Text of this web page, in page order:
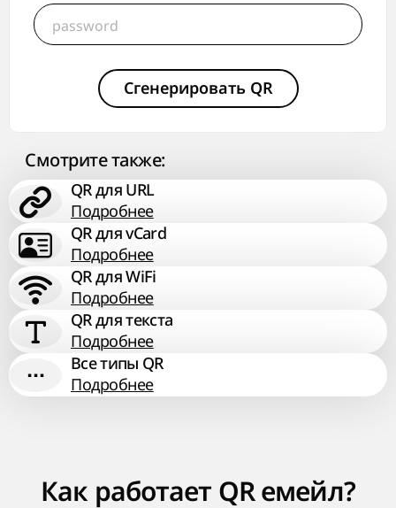
Сгенерировать QR
Смотрите также:
QR для URL
Подробнее
QR для vCard
Подробнее
QR для WiFi
Подробнее
QR для текста
Подробнее
Все типы QR
Подробнее
Как работает QR емейл?